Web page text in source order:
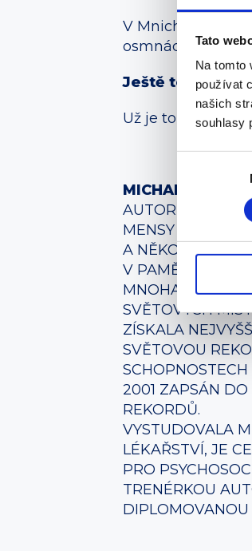
Tato
Na tomto
používat
našich
souhlasy
V Mnichově
osmnáct, ale
Ještě ten
Už je to řada let
MICHAELA
AUTORKA KNIHY
MENSY ČR,
A
V PAMĚŤOVÉM
MNOHA
SVĚTOVÝCH
ZÍSKALA
SVĚTOVOU
2001 ZAPSÁN DO
REKORDŮ.
VYSTUDOVALA
LÉKAŘSTVÍ, JE
PRO
TRENÉRKOU